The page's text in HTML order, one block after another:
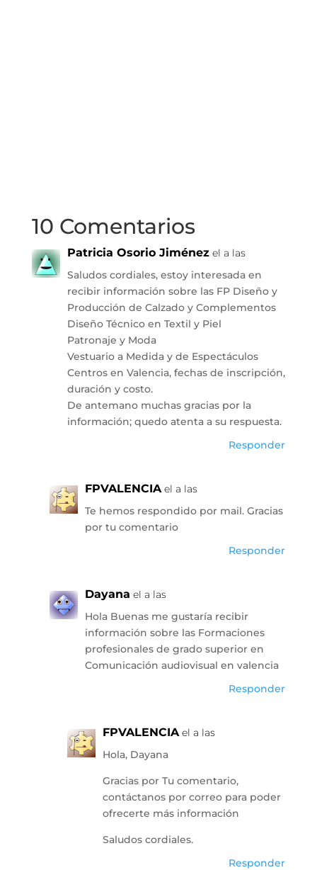
10 Comentarios
Patricia Osorio Jiménez el a las
Saludos cordiales, estoy interesada en
recibir información sobre las FP Diseño y
Producción de Calzado y Complementos
Diseño Técnico en Textil y Piel
Patronaje y Moda
Vestuario a Medida y de Espectáculos
Centros en Valencia, fechas de inscripción,
duración y costo.
De antemano muchas gracias por la
información; quedo atenta a su respuesta.
Responder
FPVALENCIA el a las
Te hemos respondido por mail. Gracias
por tu comentario
Responder
Dayana el a las
Hola Buenas me gustaría recibir
información sobre las Formaciones
profesionales de grado superior en
Comunicación audiovisual en valencia
Responder
FPVALENCIA el a las
Hola, Dayana
Gracias por Tu comentario,
contáctanos por correo para poder
ofrecerte más información
Saludos cordiales.
Responder